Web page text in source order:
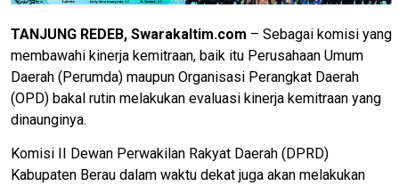
TANJUNG REDEB, Swarakaltim.com – Sebagai komisi yang
membawahi kinerja kemitraan, baik itu Perusahaan Umum
Daerah (Perumda) maupun Organisasi Perangkat Daerah
(OPD) bakal rutin melakukan evaluasi kinerja kemitraan yang
dinaunginya.
Komisi II Dewan Perwakilan Rakyat Daerah (DPRD)
Kabupaten Berau dalam waktu dekat juga akan melakukan